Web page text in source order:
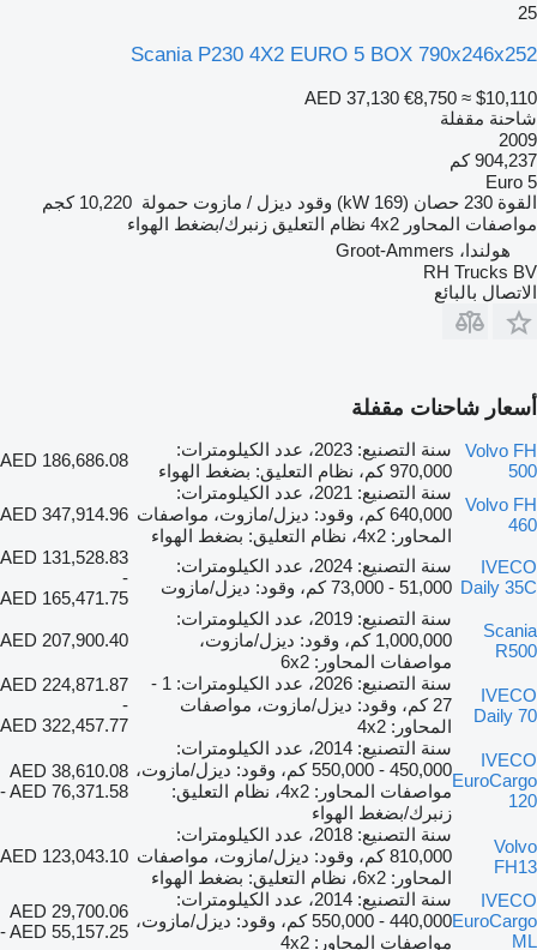
25
Scania P230 4X2 EURO 5 BOX 790x246x252
AED 37,130 €8,750 ≈ $10,110
شاحنة مقفلة
2009
904,237 كم
Euro 5
القوة 230 حصان (169 kW) وقود ديزل / مازوت حمولة 10,220 كجم
مواصفات المحاور 4x2 نظام التعليق زنبرك/بضغط الهواء
هولندا، Groot-Ammers
RH Trucks BV
الاتصال بالبائع
أسعار شاحنات مقفلة
Volvo FH
500
سنة التصنيع: 2023، عدد الكيلومترات:
970,000 كم، نظام التعليق: بضغط الهواء
AED 186,686.08
Volvo FH
460
سنة التصنيع: 2021، عدد الكيلومترات:
640,000 كم، وقود: ديزل/مازوت، مواصفات
المحاور: 4x2، نظام التعليق: بضغط الهواء
AED 347,914.96
IVECO
Daily 35C
سنة التصنيع: 2024، عدد الكيلومترات:
51,000 - 73,000 كم، وقود: ديزل/مازوت
AED 131,528.83
-
AED 165,471.75
Scania
R500
سنة التصنيع: 2019، عدد الكيلومترات:
1,000,000 كم، وقود: ديزل/مازوت،
مواصفات المحاور: 6x2
AED 207,900.40
IVECO
Daily 70
سنة التصنيع: 2026، عدد الكيلومترات: 1 -
27 كم، وقود: ديزل/مازوت، مواصفات
المحاور: 4x2
AED 224,871.87
-
AED 322,457.77
IVECO
EuroCargo
120
سنة التصنيع: 2014، عدد الكيلومترات:
450,000 - 550,000 كم، وقود: ديزل/مازوت،
مواصفات المحاور: 4x2، نظام التعليق:
زنبرك/بضغط الهواء
AED 38,610.08
- AED 76,371.58
Volvo
FH13
سنة التصنيع: 2018، عدد الكيلومترات:
810,000 كم، وقود: ديزل/مازوت، مواصفات
المحاور: 6x2، نظام التعليق: بضغط الهواء
AED 123,043.10
IVECO
EuroCargo
ML
سنة التصنيع: 2014، عدد الكيلومترات:
440,000 - 550,000 كم، وقود: ديزل/مازوت،
مواصفات المحاور: 4x2
AED 29,700.06
- AED 55,157.25